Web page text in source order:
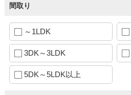
間取り
～1LDK
3DK～3LDK
5DK～5LDK以上